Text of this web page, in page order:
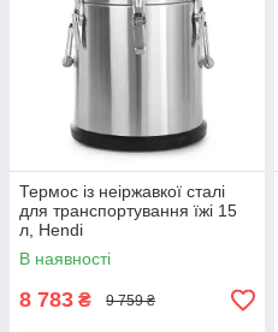
Термос із неіржавкої сталі
для транспортування їжі 15
л, Hendi
В наявності
8 783 ₴ 9 759 ₴